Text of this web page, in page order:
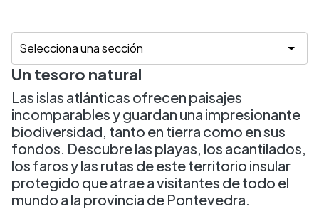
Un tesoro natural
Las islas atlánticas ofrecen paisajes
incomparables y guardan una impresionante
biodiversidad, tanto en tierra como en sus
fondos. Descubre las playas, los acantilados,
los faros y las rutas de este territorio insular
protegido que atrae a visitantes de todo el
mundo a la provincia de Pontevedra.